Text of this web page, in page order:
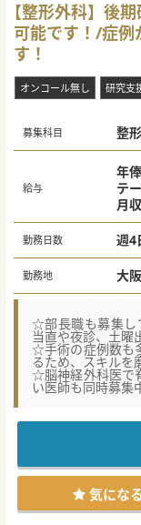
【整形外科】後
可能です！/症例
す！
オンコール無し 研究支
募集科目 整
給与
年
テ
月
勤務日数 週4
勤務地
☆部長職も募集し
当直や夜診、土曜
☆手術の症例数も
るため、スキルを
☆脳神経外科医で
い医師も同時募集
後期研修医は、
後期研修医であ
新専門医制度では
適応していますが
大学医局に属さ
きません。
しかし、専門医取
気になる